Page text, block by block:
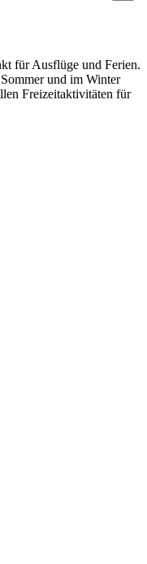
für Ausflüge und Ferien.
und im Winter
Freizeitaktivitäten für